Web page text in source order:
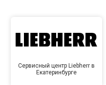
Сервисный центр Liebherr в
Екатеринбурге